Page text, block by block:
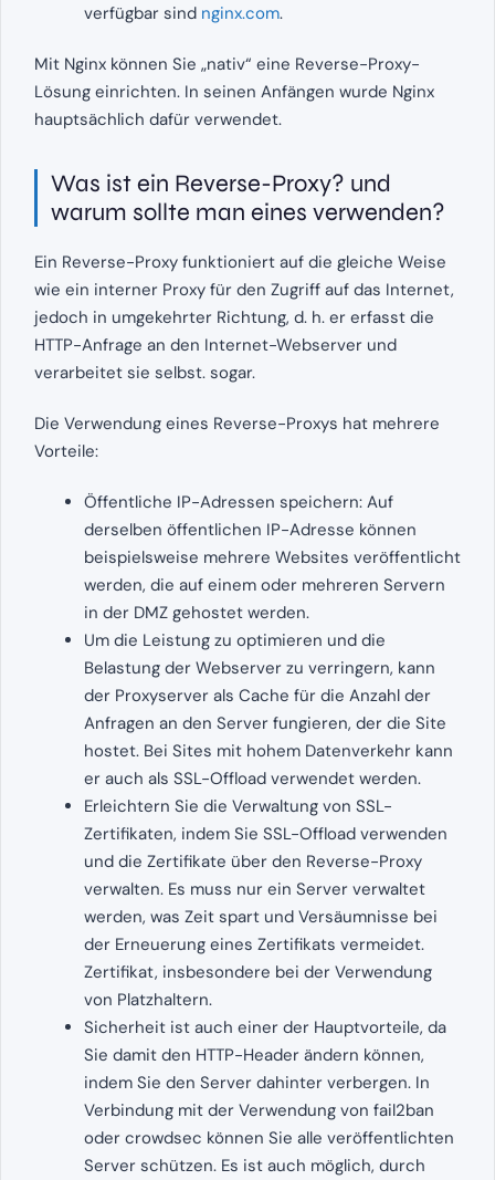
verfügbar sind nginx.com.
Mit Nginx können Sie „nativ“ eine Reverse-Proxy-
Lösung einrichten. In seinen Anfängen wurde Nginx
hauptsächlich dafür verwendet.
Was ist ein Reverse-Proxy? und
warum sollte man eines verwenden?
Ein Reverse-Proxy funktioniert auf die gleiche Weise
wie ein interner Proxy für den Zugriff auf das Internet,
jedoch in umgekehrter Richtung, d. h. er erfasst die
HTTP-Anfrage an den Internet-Webserver und
verarbeitet sie selbst. sogar.
Die Verwendung eines Reverse-Proxys hat mehrere
Vorteile:
Öffentliche IP-Adressen speichern: Auf
derselben öffentlichen IP-Adresse können
beispielsweise mehrere Websites veröffentlicht
werden, die auf einem oder mehreren Servern
in der DMZ gehostet werden.
Um die Leistung zu optimieren und die
Belastung der Webserver zu verringern, kann
der Proxyserver als Cache für die Anzahl der
Anfragen an den Server fungieren, der die Site
hostet. Bei Sites mit hohem Datenverkehr kann
er auch als SSL-Offload verwendet werden.
Erleichtern Sie die Verwaltung von SSL-
Zertifikaten, indem Sie SSL-Offload verwenden
und die Zertifikate über den Reverse-Proxy
verwalten. Es muss nur ein Server verwaltet
werden, was Zeit spart und Versäumnisse bei
der Erneuerung eines Zertifikats vermeidet.
Zertifikat, insbesondere bei der Verwendung
von Platzhaltern.
Sicherheit ist auch einer der Hauptvorteile, da
Sie damit den HTTP-Header ändern können,
indem Sie den Server dahinter verbergen. In
Verbindung mit der Verwendung von fail2ban
oder crowdsec können Sie alle veröffentlichten
Server schützen. Es ist auch möglich, durch